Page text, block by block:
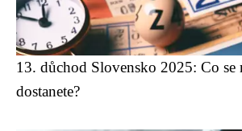
13. důchod Slovensko 2025: Co se
dostanete?